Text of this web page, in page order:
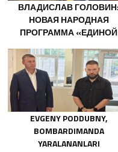
ВЛАДИСЛАВ ГОЛОВИН:
НОВАЯ НАРОДНАЯ
ПРОГРАММА «ЕДИНОЙ
ОРИЕНТИРОВАНА НА
РАЗВИТИЕ
ТЕХНОЛОГИЧЕСКОГО
СУВЕРЕНИТЕТА И ОПК
EVGENY PODDUBNY,
BOMBARDIMANDA
YARALANANLARI